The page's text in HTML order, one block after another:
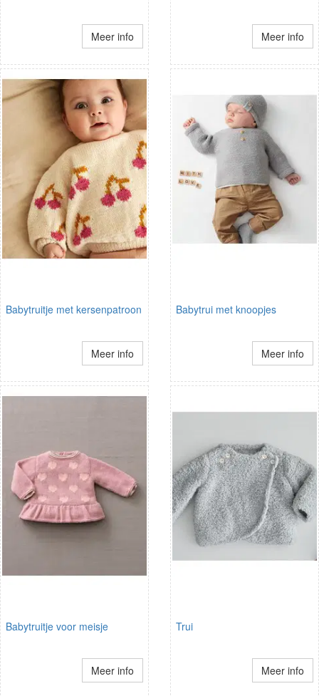
Meer info Meer info
Babytruitje met kersenpatroon
Meer info
Babytrui met knoopjes
Meer info
Babytruitje voor meisje
Meer info
Trui
Meer info